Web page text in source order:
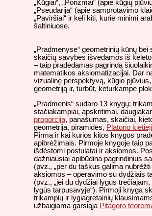
„Kūgiai“, „Porizmai“ (apie kūgių
„Pseudarija“ (apie samprotavimo
„Paviršiai“ ir keli kiti, kurie minimi
šaltiniuose.
„Pradmenyse“ geometrinių kūnų bei
skaičių savybės išvedamos iš
– taip pradėdamas pagrindą
matematikos aksiomatizacijai. Dar
vizualinę perspektyvą, kūgio
geometriją ir, turbūt, keturkampe
„Pradmenis“ sudaro 13 knygų:
stačiakampiai, apskritimai,
proporcija, panašumas, skaičiai,
geometrija, piramidės, Platono
Pirma ir kai kurios kitos knygos
apibrėžimais. Pirmoje knygoje taip
išdėstomi postulatai ir aksiomos.
dažniausiai apibūdina pagrindinius
(pvz., „per du taškus galima nubrėžti
aksiomos – operavimo su dydžiais
(pvz., „jei du dydžiai lygūs trečiajam,
lygūs tarpusavyje“). Pirmoji knyga
trikampių ir lygiagretainių
užbaigiama garsiąja Pitagoro